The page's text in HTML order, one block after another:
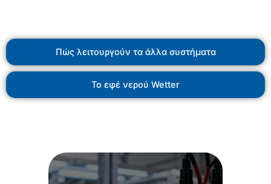
Πώς λειτουργούν τα άλλα συστήματα
Το εφέ νερού Wetter
σωληνώσεις, στα εξαρτήματα
και στον εξοπλισμό.